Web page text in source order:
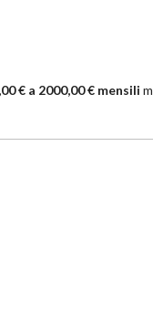
€ a 2000,00 € mensili